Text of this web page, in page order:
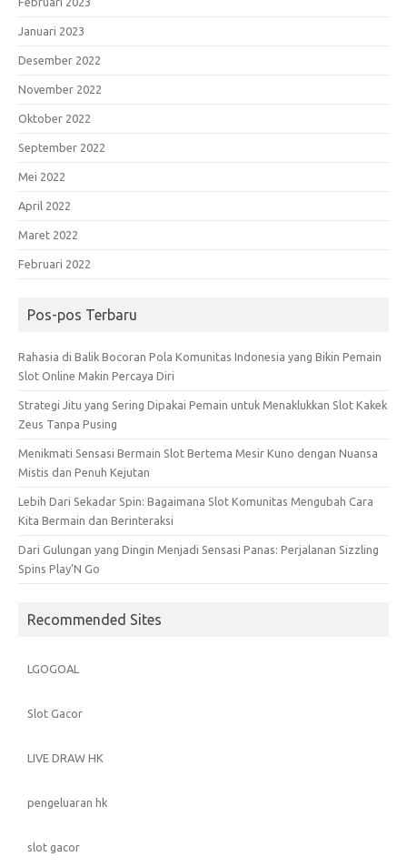
Januari 2023
Desember 2022
November 2022
Oktober 2022
September 2022
Mei 2022
April 2022
Maret 2022
Februari 2022
Pos-pos Terbaru
Rahasia di Balik Bocoran Pola Komunitas Indonesia yang Bikin Pemain
Slot Online Makin Percaya Diri
Strategi Jitu yang Sering Dipakai Pemain untuk Menaklukkan Slot Kakek
Zeus Tanpa Pusing
Menikmati Sensasi Bermain Slot Bertema Mesir Kuno dengan Nuansa
Mistis dan Penuh Kejutan
Lebih Dari Sekadar Spin: Bagaimana Slot Komunitas Mengubah Cara
Kita Bermain dan Berinteraksi
Dari Gulungan yang Dingin Menjadi Sensasi Panas: Perjalanan Sizzling
Spins Play’N Go
Recommended Sites
LGOGOAL
Slot Gacor
LIVE DRAW HK
pengeluaran hk
slot gacor